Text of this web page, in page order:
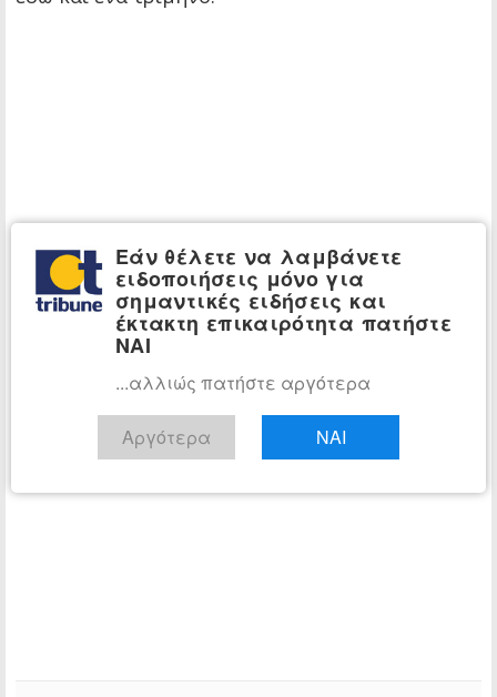
Εάν θέλετε να λαμβάνετε
ειδοποιήσεις μόνο για
σημαντικές ειδήσεις και
έκτακτη επικαιρότητα πατήστε
ΝΑΙ
...αλλιώς πατήστε αργότερα
Αργότερα ΝΑΙ